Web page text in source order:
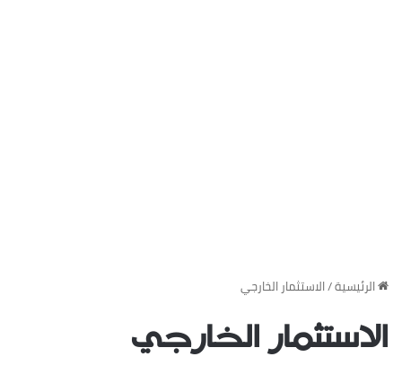
‏الرئيسية/الاستثمار الخارجي
الاستثمار الخارجي